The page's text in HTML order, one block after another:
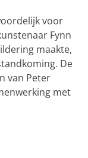
voor
Fynn
maakte,
De
van Peter
met